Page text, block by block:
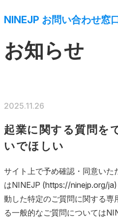
NINEJP お問い合わせ窓
お知らせ
2025.11.26
起業に関する質問を
いでほしい
サイト上で予め確認・同意いた
はNINEJP (https://ninejp.org/ja
動した特定のご質問に関する専
る一般的なご質問については